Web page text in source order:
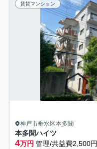
賃貸マンション
神戸市垂水区本多聞
本多聞ハイツ
4万円 管理/共益費2,500円